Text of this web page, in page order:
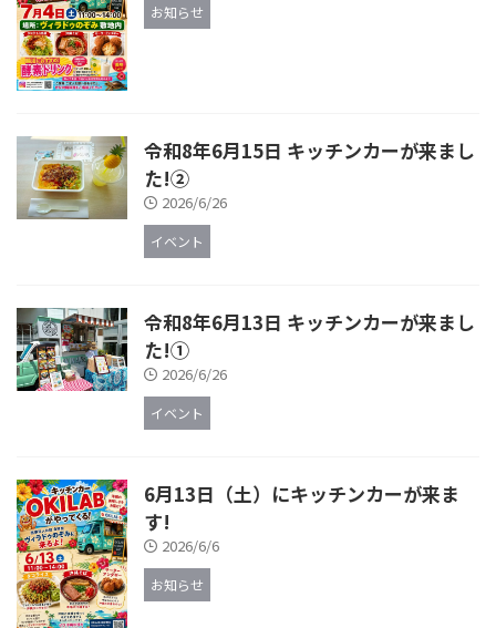
お知らせ
令和8年6月15日 キッチンカーが来まし
た!②
2026/6/26
イベント
令和8年6月13日 キッチンカーが来まし
た!①
2026/6/26
イベント
6月13日（土）にキッチンカーが来ま
す!
2026/6/6
お知らせ